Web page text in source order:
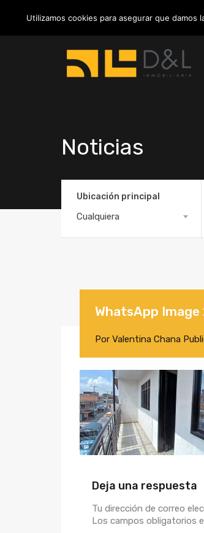
Noticias
Ubicación principal
Cualquiera
WhatsApp
Por Valentina Chana
Deja una respuesta
Tu dirección de correo
Los campos obligatorios
Utilizamos cookies para asegurar que